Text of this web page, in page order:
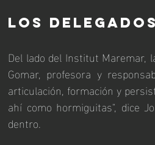
los
Del lado del Institut Maremar,
Gomar, profesora y
articulación, formación y
ahí como hormiguitas", dice
dentro.